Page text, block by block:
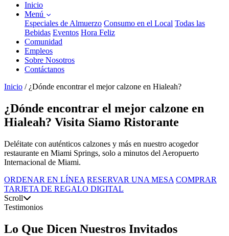
Inicio
Menú
Especiales de Almuerzo Consumo en el Local Todas las
Bebidas Eventos Hora Feliz
Comunidad
Empleos
Sobre Nosotros
Contáctanos
Inicio / ¿Dónde encontrar el mejor calzone en Hialeah?
¿Dónde encontrar el mejor calzone en
Hialeah? Visita Siamo Ristorante
Deléitate con auténticos calzones y más en nuestro acogedor
restaurante en Miami Springs, solo a minutos del Aeropuerto
Internacional de Miami.
ORDENAR EN LÍNEA RESERVAR UNA MESA COMPRAR
TARJETA DE REGALO DIGITAL
Scroll
Testimonios
Lo Que Dicen Nuestros Invitados